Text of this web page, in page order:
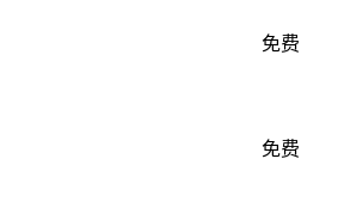
免费
免费